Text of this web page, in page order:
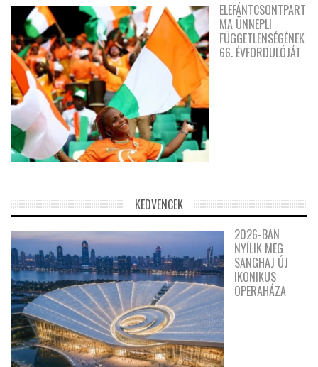
ELEFÁNTCSONTPART
MA ÜNNEPLI
FÜGGETLENSÉGÉNEK
66. ÉVFORDULÓJÁT
KEDVENCEK
2026-BAN
NYÍLIK MEG
SANGHAJ ÚJ
IKONIKUS
OPERAHÁZA